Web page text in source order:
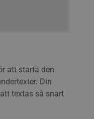
att starta den
Din
textas så snart